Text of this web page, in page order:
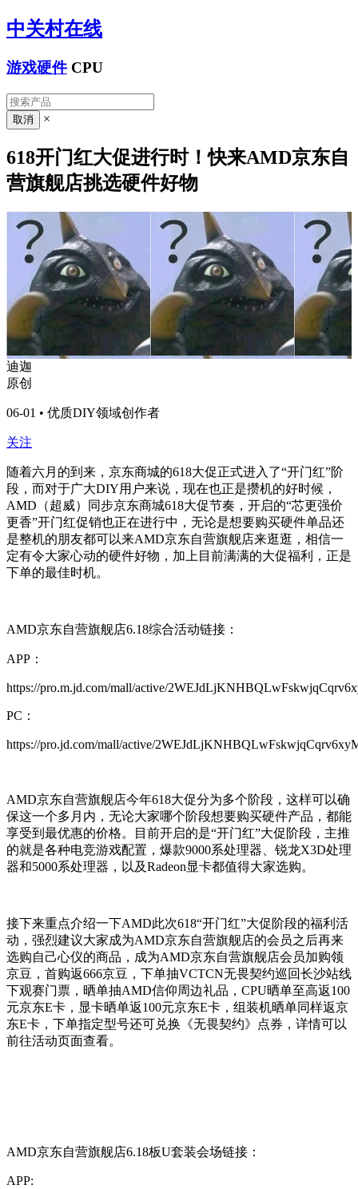
中关村在线
游戏硬件 CPU
×
618开门红大促进行时！快来AMD京东自
营旗舰店挑选硬件好物
迪迦
原创
06-01 • 优质DIY领域创作者
关注
随着六月的到来，京东商城的618大促正式进入了“开门红”阶
段，而对于广大DIY用户来说，现在也正是攒机的好时候，
AMD（超威）同步京东商城618大促节奏，开启的“芯更强价
更香”开门红促销也正在进行中，无论是想要购买硬件单品还
是整机的朋友都可以来AMD京东自营旗舰店来逛逛，相信一
定有令大家心动的硬件好物，加上目前满满的大促福利，正是
下单的最佳时机。
AMD京东自营旗舰店6.18综合活动链接：
APP：
https://pro.m.jd.com/mall/active/
PC：
https://pro.jd.com/mall/active/
AMD京东自营旗舰店今年618大促分为多个阶段，这样可以确
保这一个多月内，无论大家哪个阶段想要购买硬件产品，都能
享受到最优惠的价格。目前开启的是“开门红”大促阶段，主推
的就是各种电竞游戏配置，爆款9000系处理器、锐龙X3D处理
器和5000系处理器，以及Radeon显卡都值得大家选购。
接下来重点介绍一下AMD此次618“开门红”大促阶段的福利活
动，强烈建议大家成为AMD京东自营旗舰店的会员之后再来
选购自己心仪的商品，成为AMD京东自营旗舰店会员加购领
京豆，首购返666京豆，下单抽VCTCN无畏契约巡回长沙站线
下观赛门票，晒单抽AMD信仰周边礼品，CPU晒单至高返100
元京东E卡，显卡晒单返100元京东E卡，组装机晒单同样返京
东E卡，下单指定型号还可兑换《无畏契约》点券，详情可以
前往活动页面查看。
AMD京东自营旗舰店6.18板U套装会场链接：
APP: